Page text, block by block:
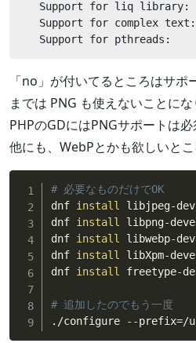
Support for pthreads:
「no」が付いてるところはサポ
までは PNG も使えないことにな
PHPのGDにはPNGサポートは必
他にも、WebPとかも欲しいとこ
# 必要なものだけでOK
dnf install
libjpeg-
dnf install
libpng-
dnf install
libwebp-
dnf install
libXpm-
dnf install freetype-
# 追加したのでもう一度
./configure --prefix=/